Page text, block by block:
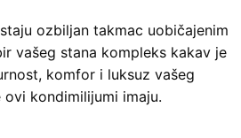
ozbiljan takmac uobičajenim
vašeg stana kompleks kakav je
komfor i luksuz vašeg
kondimilijumi imaju.